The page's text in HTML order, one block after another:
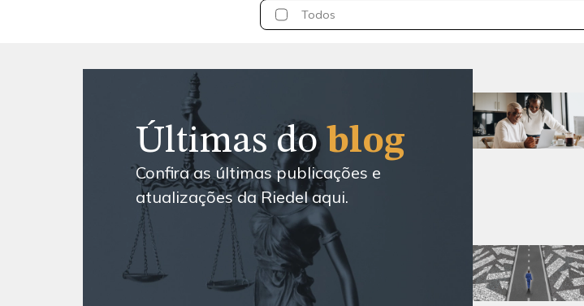
Todos
Últimas doblog
Confira as últimas publicações e
atualizações da Riedel aqui.